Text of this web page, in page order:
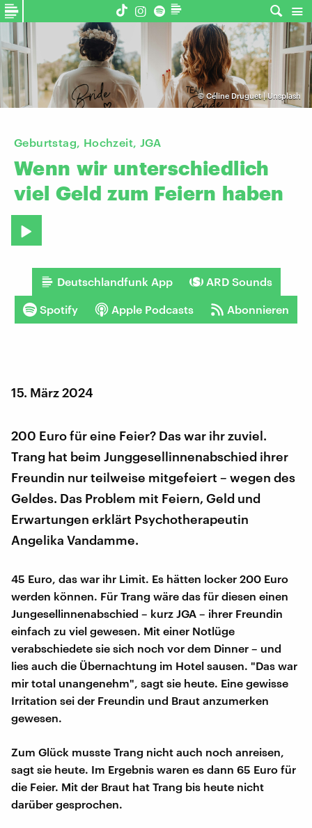
©Céline Druguet | Unsplash
Geburtstag, Hochzeit, JGA
Wenn wir unterschiedlich
viel Geld zum Feiern haben
Deutschlandfunk App ARD Sounds
Spotify Apple Podcasts Abonnieren
15. März 2024
200 Euro für eine Feier? Das war ihr zuviel.
Trang hat beim Junggesellinnenabschied ihrer
Freundin nur teilweise mitgefeiert – wegen des
Geldes. Das Problem mit Feiern, Geld und
Erwartungen erklärt Psychotherapeutin
Angelika Vandamme.
45 Euro, das war ihr Limit. Es hätten locker 200 Euro
werden können. Für Trang wäre das für diesen einen
Jungesellinnenabschied – kurz JGA – ihrer Freundin
einfach zu viel gewesen. Mit einer Notlüge
verabschiedete sie sich noch vor dem Dinner – und
lies auch die Übernachtung im Hotel sausen. "Das war
mir total unangenehm", sagt sie heute. Eine gewisse
Irritation sei der Freundin und Braut anzumerken
gewesen.
Zum Glück musste Trang nicht auch noch anreisen,
sagt sie heute. Im Ergebnis waren es dann 65 Euro für
die Feier. Mit der Braut hat Trang bis heute nicht
darüber gesprochen.